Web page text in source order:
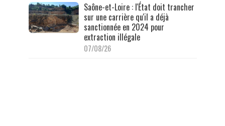
Saône-et-Loire : l'État doit trancher
sur une carrière qu'il a déjà
sanctionnée en 2024 pour
extraction illégale
07/08/26